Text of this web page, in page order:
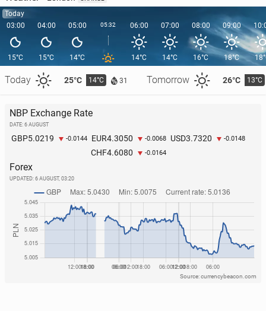
Today
03:00
15°C
Today 25°C 14°C 31 Tomorrow 26°C 13°C
04:00
15°C
05:00
14°C
05:32 06:00
14°C
07:00
14°C
08:00
16°C
09:00
18°C
NBP Exchange Rate
DATE: 6 AUGUST
GBP5.0219 -0.0144 EUR4.3050 -0.0068 USD3.7320 -0.0148
CHF4.6080 -0.0164
Forex
UPDATED: 6 AUGUST, 03:20
Source: currencybeacon.com